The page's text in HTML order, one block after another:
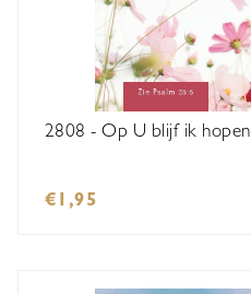
2808 - Op U blijf ik hopen
€1,95